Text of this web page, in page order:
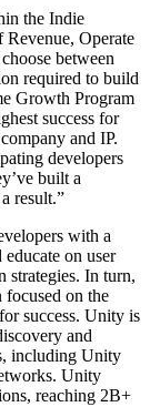
Unity
игр
the Indie
Revenue, Operate
between
required to build
Growth Program
success for
and IP.
developers
built a
result.”
with a
on user
strategies. In turn,
focused on the
success. Unity is
and
including Unity
Unity
reaching 2B+